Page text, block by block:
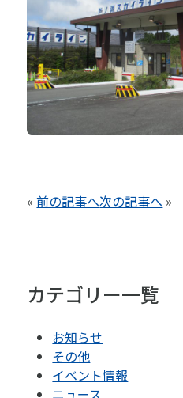
«前の記事へ次の記事へ »
カテゴリー一覧
お知らせ
その他
イベント情報
ニュース